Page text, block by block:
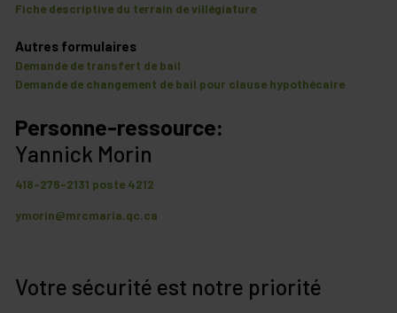
Fiche descriptive du terrain de villégiature
Autres formulaires
Demande de transfert de bail
Demande de changement de bail pour clause hypothécaire
Personne-ressource:
Yannick Morin
418-276-2131 poste 4212
ymorin@mrcmaria.qc.ca
Votre sécurité est notre priorité